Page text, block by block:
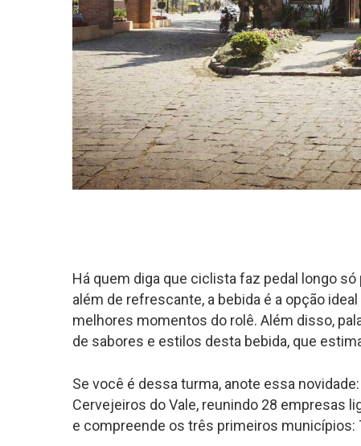
Há quem diga que ciclista faz pedal longo
além de refrescante, a bebida é a opção
melhores momentos do rolê. Além disso,
de sabores e estilos desta bebida, que
Se você é dessa turma, anote essa
Cervejeiros do Vale, reunindo 28 empresas
e compreende os três primeiros municípios: